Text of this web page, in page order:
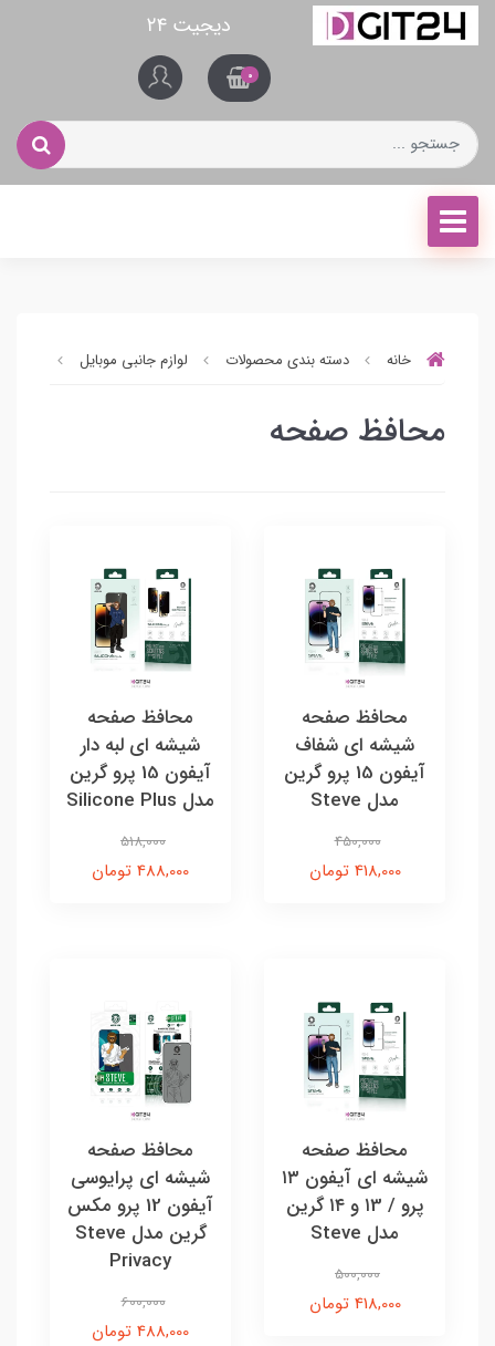
دیجیت ۲۴
0
خانه دسته بندی محصولات لوازم جانبی موبایل
محافظ صفحه
محافظ صفحه
شیشه ای شفاف
آیفون 15 پرو گرین
مدل Steve
450,000
418,000 تومان
محافظ صفحه
شیشه ای لبه دار
آیفون 15 پرو گرین
مدل Silicone Plus
518,000
488,000 تومان
محافظ صفحه
شیشه ای آیفون ۱۳
پرو / ۱3 و ۱۴ گرین
مدل Steve
500,000
418,000 تومان
محافظ صفحه
شیشه ای پرایوسی
آیفون 12 پرو مکس
گرین مدل Steve
Privacy
600,000
488,000 تومان